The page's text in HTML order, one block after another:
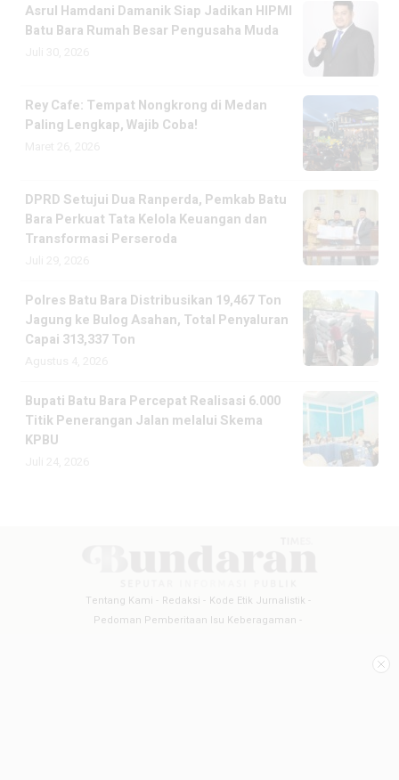
Asrul Hamdani Damanik Siap Jadikan HIPMI
Batu Bara Rumah Besar Pengusaha Muda
Rey Cafe: Tempat Nongkrong di Medan
Paling Lengkap, Wajib Coba!
DPRD Setujui Dua Ranperda, Pemkab Batu
Bara Perkuat Tata Kelola Keuangan dan
Transformasi Perseroda
Polres Batu Bara Distribusikan 19,467 Ton
Jagung ke Bulog Asahan, Total Penyaluran
Capai 313,337 Ton
Bupati Batu Bara Percepat Realisasi 6.000
Titik Penerangan Jalan melalui Skema
KPBU
Tentang Kami Redaksi
Kode Etik Jurnalistik
Pedoman Pemberitaan Isu Keberagaman